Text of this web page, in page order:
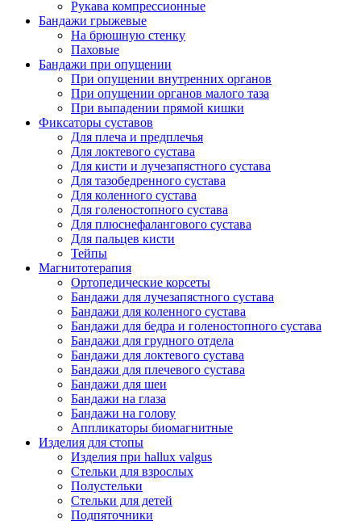
Рукава компрессионные
Бандажи грыжевые
На брюшную стенку
Паховые
Бандажи при опущении
При опущении внутренних органов
При опущении органов малого таза
При выпадении прямой кишки
Фиксаторы суставов
Для плеча и предплечья
Для локтевого сустава
Для кисти и лучезапястного сустава
Для тазобедренного сустава
Для коленного сустава
Для голеностопного сустава
Для плюснефалангового сустава
Для пальцев кисти
Тейпы
Магнитотерапия
Ортопедические корсеты
Бандажи для лучезапястного сустава
Бандажи для коленного сустава
Бандажи для бедра и голеностопного сустава
Бандажи для грудного отдела
Бандажи для локтевого сустава
Бандажи для плечевого сустава
Бандажи для шеи
Бандажи на глаза
Бандажи на голову
Аппликаторы биомагнитные
Изделия для стопы
Изделия при hallux valgus
Стельки для взрослых
Полустельки
Стельки для детей
Подпяточники